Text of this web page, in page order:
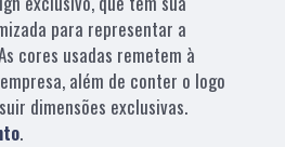
para representar a
cores usadas remetem à
além de conter o logo
dimensões exclusivas.
.